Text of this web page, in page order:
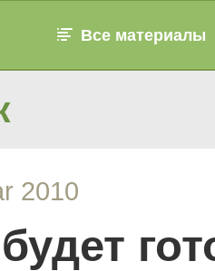
Все материалы
2010